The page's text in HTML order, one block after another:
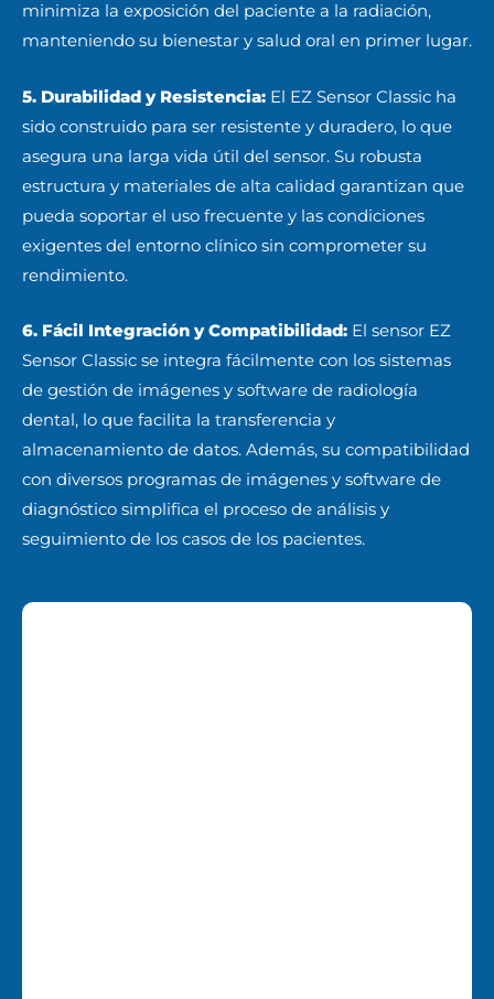
minimiza la exposición del paciente a la radiación,
manteniendo su bienestar y salud oral en primer lugar.
5. Durabilidad y Resistencia: El EZ Sensor Classic ha
sido construido para ser resistente y duradero, lo que
asegura una larga vida útil del sensor. Su robusta
estructura y materiales de alta calidad garantizan que
pueda soportar el uso frecuente y las condiciones
exigentes del entorno clínico sin comprometer su
rendimiento.
6. Fácil Integración y Compatibilidad: El sensor EZ
Sensor Classic se integra fácilmente con los sistemas
de gestión de imágenes y software de radiología
dental, lo que facilita la transferencia y
almacenamiento de datos. Además, su compatibilidad
con diversos programas de imágenes y software de
diagnóstico simplifica el proceso de análisis y
seguimiento de los casos de los pacientes.